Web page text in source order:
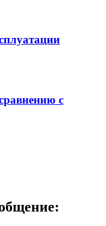
с